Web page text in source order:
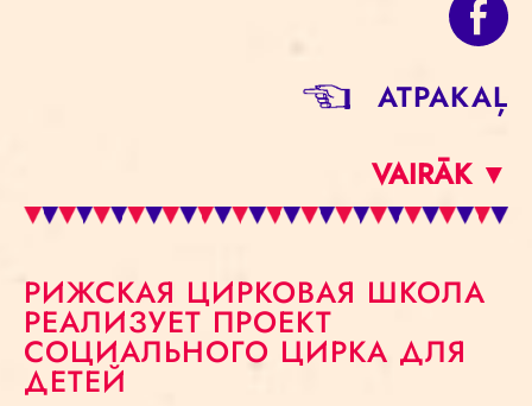
ATPAKAĻ
VAIRĀK ▼
РИЖСКАЯ ЦИРКОВАЯ ШКОЛА
РЕАЛИЗУЕТ ПРОЕКТ
СОЦИАЛЬНОГО ЦИРКА ДЛЯ
ДЕТЕЙ